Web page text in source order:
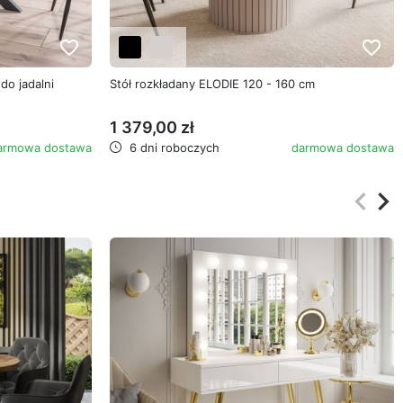
favorite_border
do jadalni
dostawa
favorite_border
Stół rozkładany ELODIE 120 - 160 cm
1 379,00 zł
6 dni roboczych darmowa dostawa
keyboard_arrow_left
keyboard_arrow_right